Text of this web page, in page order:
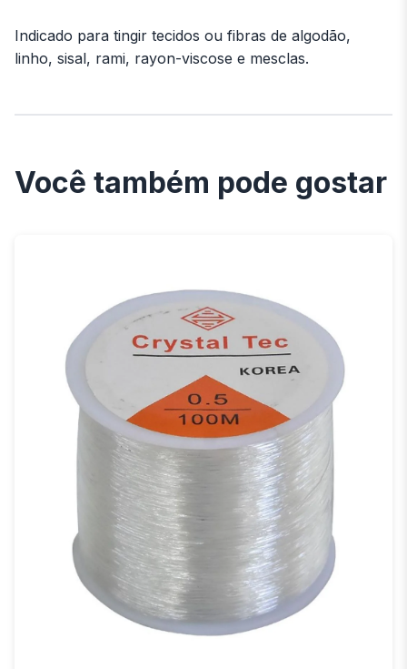
Indicado para tingir tecidos ou fibras de algodão,
linho, sisal, rami, rayon-viscose e mesclas.
Você também pode gostar